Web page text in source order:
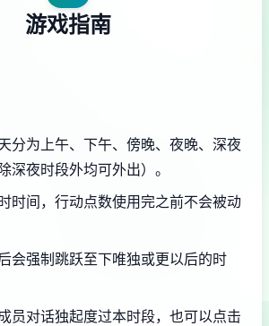
游戏指南
分为上午、下午、傍晚、夜晚、深夜
深夜时段外均可外出）。
时间，行动点数使用完之前不会被动
会强制跳跃至下唯独或更以后的时
员对话独起度过本时段，也可以点击